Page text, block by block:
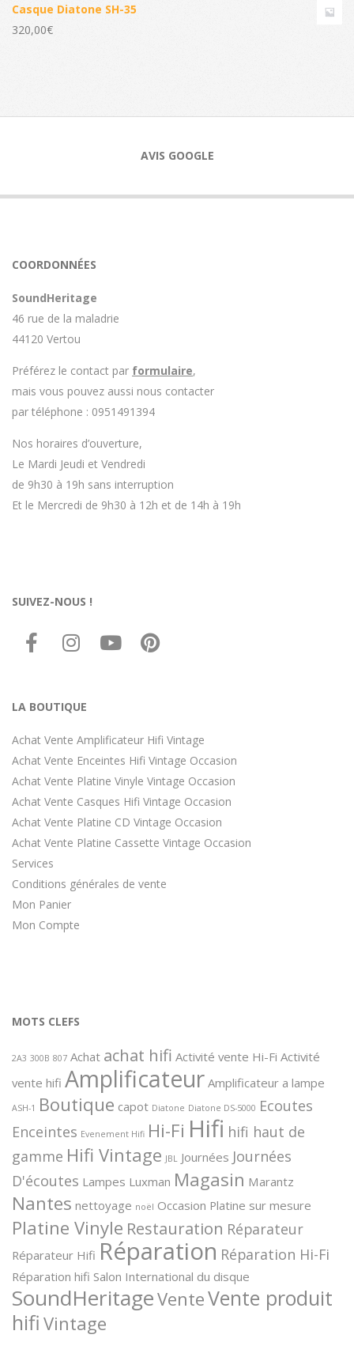
Casque Diatone SH-35
320,00€
AVIS GOOGLE
COORDONNÉES
SoundHeritage
46 rue de la maladrie
44120 Vertou
Préférez le contact par formulaire,
mais vous pouvez aussi nous contacter
par téléphone : 0951491394
Nos horaires d’ouverture,
Le Mardi Jeudi et Vendredi
de 9h30 à 19h sans interruption
Et le Mercredi de 9h30 à 12h et de 14h à 19h
SUIVEZ-NOUS !
LA BOUTIQUE
Achat Vente Amplificateur Hifi Vintage
Achat Vente Enceintes Hifi Vintage Occasion
Achat Vente Platine Vinyle Vintage Occasion
Achat Vente Casques Hifi Vintage Occasion
Achat Vente Platine CD Vintage Occasion
Achat Vente Platine Cassette Vintage Occasion
Services
Conditions générales de vente
Mon Panier
Mon Compte
MOTS CLEFS
2A3 300B 807 Achat achat hifi Activité vente Hi-Fi Activité
vente hifi Amplificateur Amplificateur a lampe
ASH-1 Boutique capot Diatone Diatone DS-5000 Ecoutes
Enceintes Evenement Hifi Hi-Fi Hifi hifi haut de
gamme Hifi Vintage JBL Journées Journées
D'écoutes Lampes Luxman Magasin Marantz
Nantes nettoyage noël Occasion Platine sur mesure
Platine Vinyle Restauration Réparateur
Réparateur Hifi Réparation Réparation Hi-Fi
Réparation hifi Salon International du disque
SoundHeritageVenteVente produit
hifi Vintage